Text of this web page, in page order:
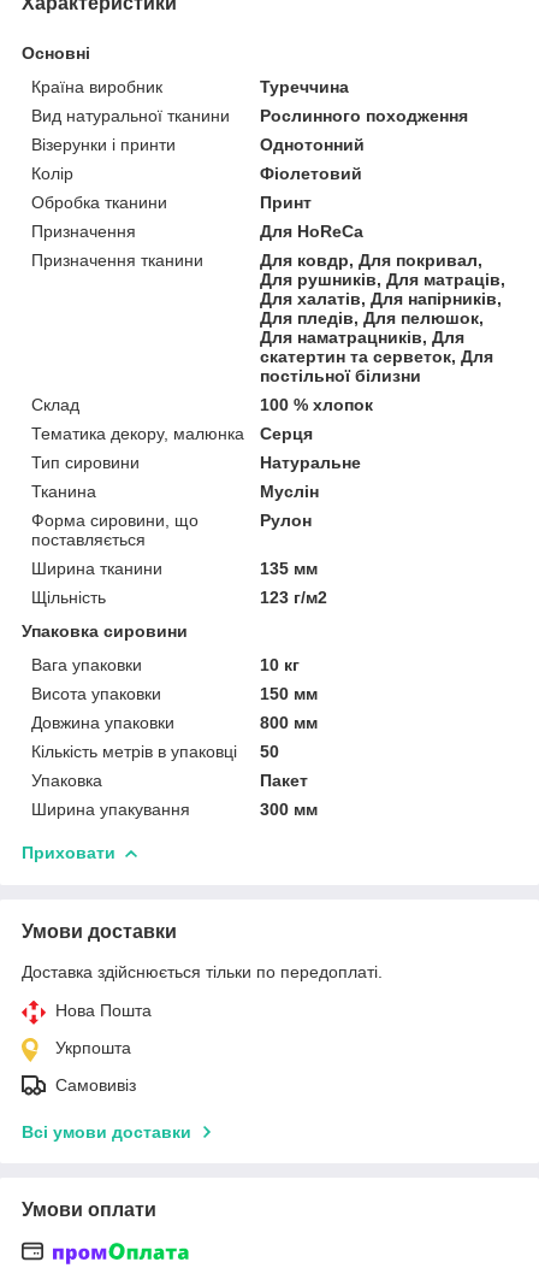
Основні
Країна виробник
Туреччина
Вид натуральної тканини
Рослинного походження
Візерунки і принти
Однотонний
Колір
Фіолетовий
Обробка тканини
Принт
Призначення
Для HoReCa
Призначення тканини
Для ковдр, Для покривал,
Для рушників, Для матраців,
Для халатів, Для напірників,
Для пледів, Для пелюшок,
Для наматрацників, Для
скатертин та серветок, Для
постільної білизни
Склад
100 % хлопок
Тематика декору, малюнка
Серця
Тип сировини
Натуральне
Тканина
Муслін
Форма сировини, що
поставляється
Рулон
Ширина тканини
135 мм
Щільність
123 г/м2
Упаковка сировини
Вага упаковки
10 кг
Висота упаковки
150 мм
Довжина упаковки
800 мм
Кількість метрів в упаковці
50
Упаковка
Пакет
Ширина упакування
300 мм
Приховати
Умови доставки
Доставка здійснюється тільки по передоплаті.
Нова Пошта
Укрпошта
Самовивіз
Всі умови доставки
Умови оплати